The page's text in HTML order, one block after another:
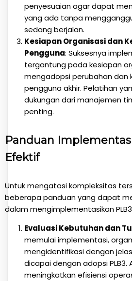
penyesuaian agar dapat
yang ada tanpa
sedang berjalan.
Kesiapan Organisasi dan
Pengguna: Suksesnya
tergantung pada kesiapan
mengadopsi perubahan dan
pengguna akhir. Pelatihan
dukungan dari manajemen
penting.
Panduan
Efektif
Untuk mengatasi kompleksitas
beberapa panduan yang dapat
dalam mengimplementasikan
Evaluasi Kebutuhan dan
memulai implementasi,
mengidentifikasi dengan
dicapai dengan adopsi PLB3.
meningkatkan efisiensi